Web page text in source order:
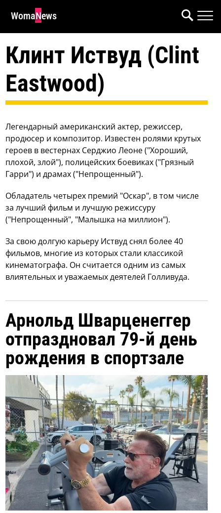
WomaNews
Клинт Иствуд (Clint
Eastwood)
Легендарный американский актер, режиссер,
продюсер и композитор. Известен ролями крутых
героев в вестернах Серджио Леоне ("Хороший,
плохой, злой"), полицейских боевиках ("Грязный
Гарри") и драмах ("Непрощенный").
Обладатель четырех премий "Оскар", в том числе
за лучший фильм и лучшую режиссуру
("Непрощенный", "Малышка на миллион").
За свою долгую карьеру Иствуд снял более 40
фильмов, многие из которых стали классикой
кинематографа. Он считается одним из самых
влиятельных и уважаемых деятелей Голливуда.
Арнольд Шварценеггер
отпраздновал 79-й день
рождения в спортзале